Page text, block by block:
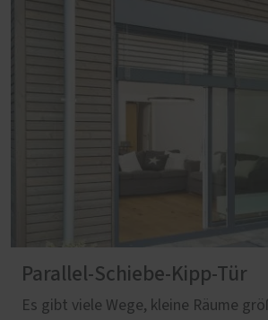
Parallel-Schiebe-Kipp-Tür
Es gibt viele Wege, kleine Räume